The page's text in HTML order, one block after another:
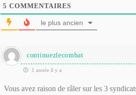
5 COMMENTAIRES
le plus ancien
continuezlecombat
1 année il y a
Vous avez raison de râler sur les 3